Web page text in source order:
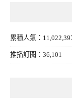
累積人氣：
推播訂閱：36,101